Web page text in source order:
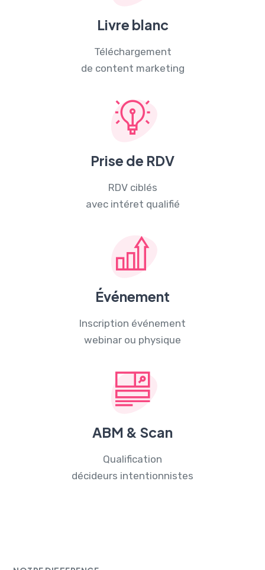
Livre blanc
Téléchargement
de content marketing
Prise de RDV
RDV ciblés
avec intéret qualifié
Événement
Inscription événement
webinar ou physique
ABM & Scan
Qualification
décideurs intentionnistes